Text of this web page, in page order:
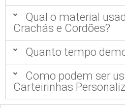
Qual o material
Crachás e Cordões?
Quanto tempo
Como podem ser
Carteirinhas